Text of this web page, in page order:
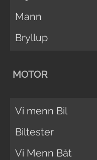
Mann
Bryllup
MOTOR
Vi menn Bil
Biltester
Vi Menn Båt